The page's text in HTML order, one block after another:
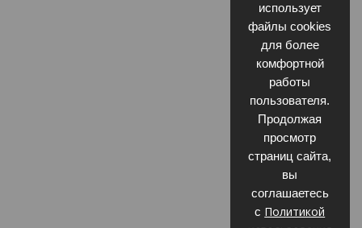
использует
файлы cookies
для более
комфортной
работы
пользователя.
Продолжая
просмотр
страниц сайта,
вы
соглашаетесь
с Политикой